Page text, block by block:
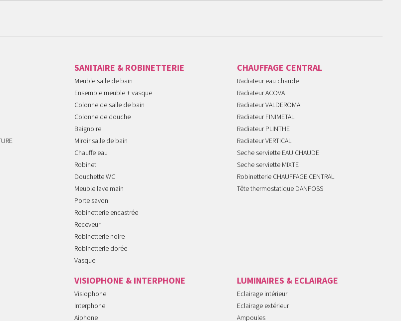
SANITAIRE & ROBINETTERIE
Meuble salle de bain
Ensemble meuble + vasque
Colonne de salle de bain
Colonne de douche
Baignoire
Miroir salle de bain
Chauffe eau
Robinet
Douchette WC
Meuble lave main
Porte savon
Robinetterie encastrée
Receveur
Robinetterie noire
Robinetterie dorée
Vasque
CHAUFFAGE CENTRAL
Radiateur eau chaude
Radiateur ACOVA
Radiateur VALDEROMA
Radiateur FINIMETAL
Radiateur PLINTHE
Radiateur VERTICAL
Seche serviette EAU CHAUDE
Seche serviette MIXTE
Robinetterie CHAUFFAGE CENTRAL
Tête thermostatique DANFOSS
VISIOPHONE & INTERPHONE
Visiophone
Interphone
Aiphone
LUMINAIRES & ECLAIRAGE
Eclairage intérieur
Eclairage extérieur
Ampoules